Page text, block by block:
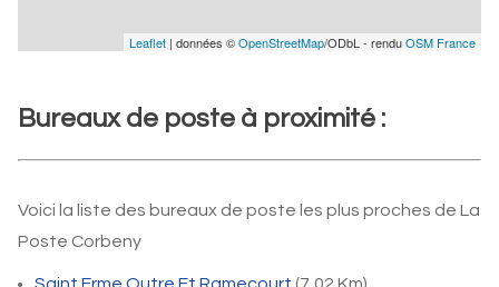
Leaflet | données ©OpenStreetMap/ODbL - renduOSM France
Bureaux de poste à proximité :
Voici la liste des bureaux de poste les plus proches de La
Poste Corbeny